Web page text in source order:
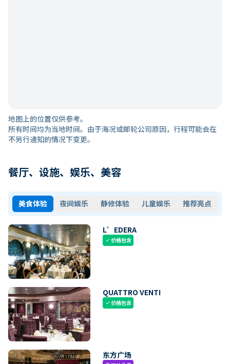
地图上的位置仅供参考。
所有时间均为当地时间。由于海况或邮轮公司原因，行程可能会在
不另行通知的情况下变更。
餐厅、设施、娱乐、美容
美食体验 夜间娱乐 静修体验 儿童娱乐 推荐亮点
L’EDERA
check价格包含
QUATTRO VENTI
check价格包含
东方广场